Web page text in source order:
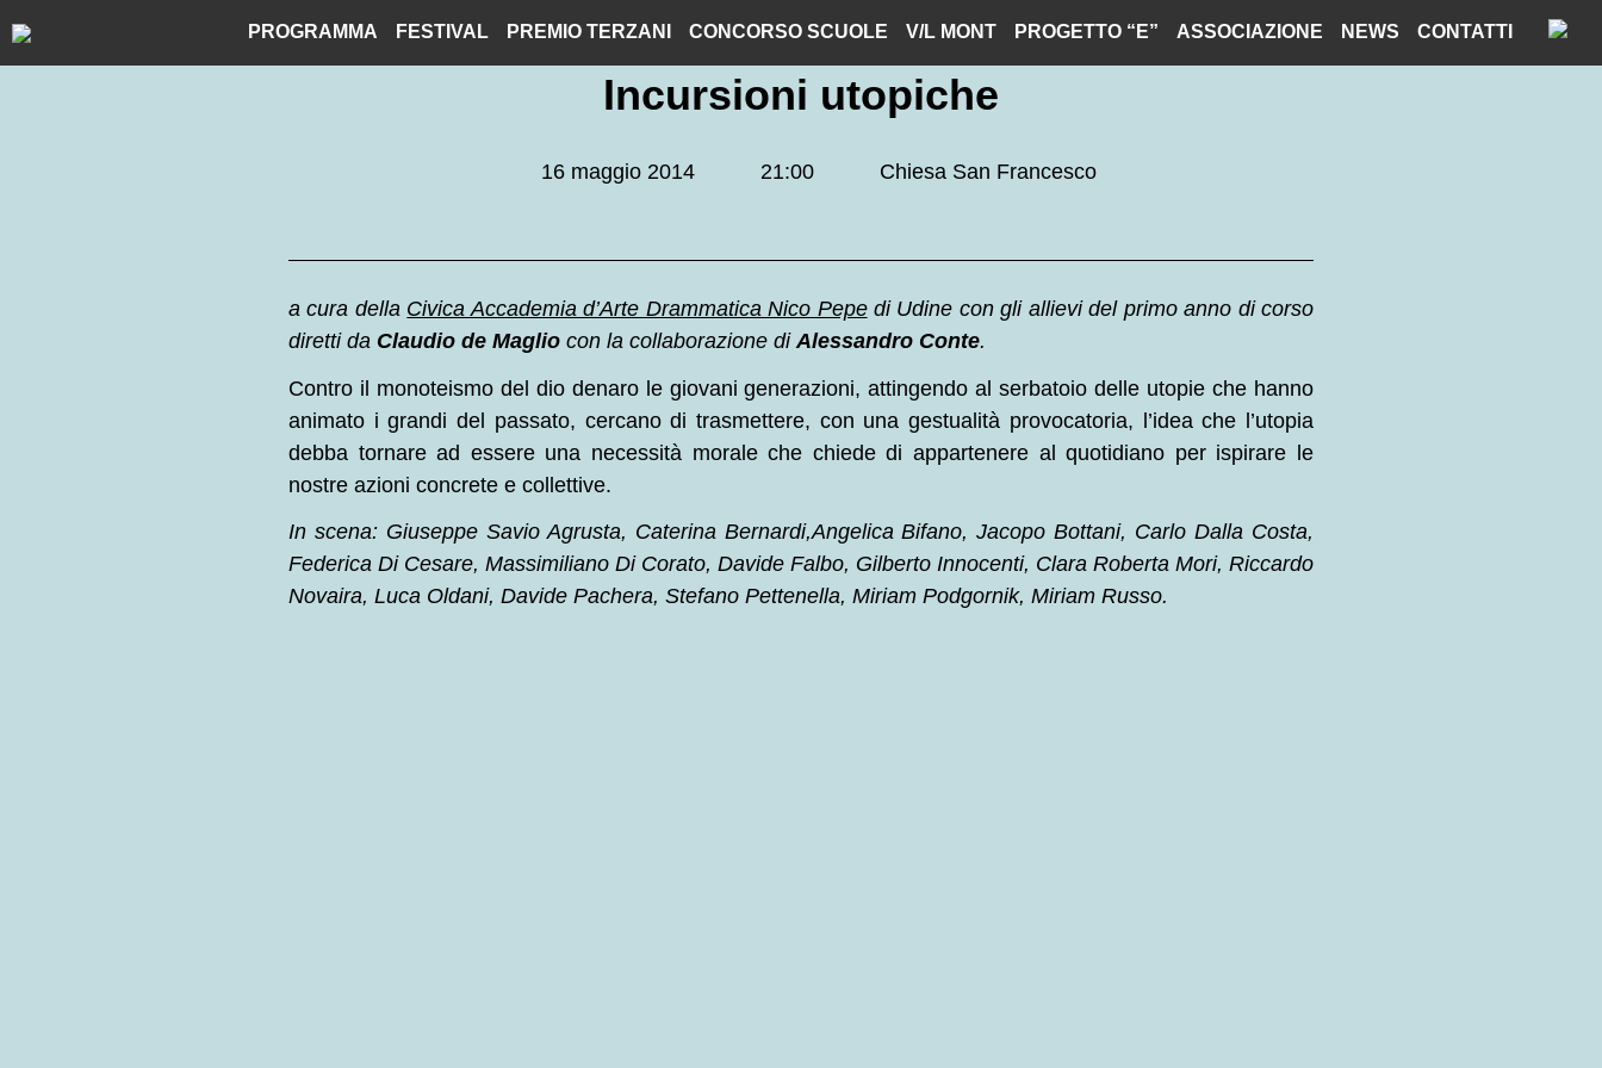
to
PROGRAMMA FESTIVAL PREMIO TERZANI CONCORSO SCUOLE V/L MONT PROGETTO “E” ASSOCIAZIONE NEWS CONTATTI
Incursioni utopiche
16 maggio 2014 21:00 Chiesa San Francesco
a cura della Civica Accademia d’Arte Drammatica Nico Pepedi Udine con gli allievi del primo anno di corso
diretti da Claudio de Maglio con la collaborazione diAlessandro Conte.
Contro il monoteismo del dio denaro le giovani generazioni, attingendo al serbatoio delle utopie che hanno
animato i grandi del passato, cercano di trasmettere, con una gestualità provocatoria, l’idea che l’utopia
debba tornare ad essere una necessità morale che chiede di appartenere al quotidiano per ispirare le
nostre azioni concrete e collettive.
In scena: Giuseppe Savio Agrusta, Caterina Bernardi,Angelica Bifano, Jacopo Bottani, Carlo Dalla Costa,
Federica Di Cesare, Massimiliano Di Corato, Davide Falbo, Gilberto Innocenti, Clara Roberta Mori, Riccardo
Novaira, Luca Oldani, Davide Pachera, Stefano Pettenella, Miriam Podgornik, Miriam Russo.